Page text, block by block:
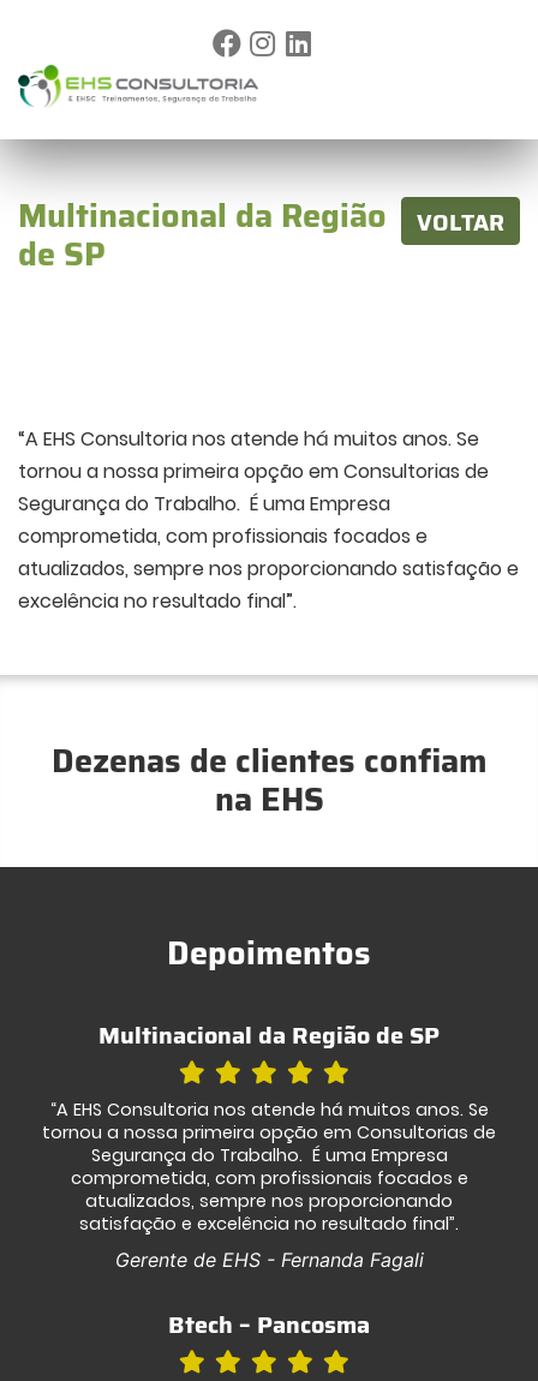
Multinacional da Região
de SP
VOLTAR
“A EHS Consultoria nos atende há muitos anos. Se
tornou a nossa primeira opção em Consultorias de
Segurança do Trabalho. É uma Empresa
comprometida, com profissionais focados e
atualizados, sempre nos proporcionando satisfação e
excelência no resultado final”.
Dezenas de clientes confiam
na EHS
Depoimentos
Multinacional da Região de SP
“A EHS Consultoria nos atende há muitos anos. Se
tornou a nossa primeira opção em Consultorias de
Segurança do Trabalho. É uma Empresa
comprometida, com profissionais focados e
atualizados, sempre nos proporcionando
satisfação e excelência no resultado final”.
Gerente de EHS - Fernanda Fagali
Btech – Pancosma